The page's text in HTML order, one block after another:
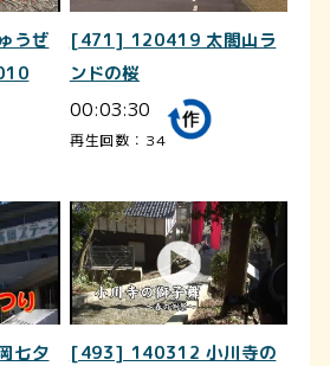
うぜ
[471] 120419 太閤山ラ
ンドの桜
00:03:30
再生回数：34
七夕
[493] 140312 小川寺の